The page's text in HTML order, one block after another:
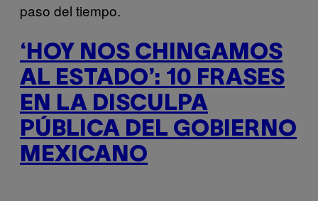
paso del tiempo.
‘HOY NOS CHINGAMOS
AL ESTADO’: 10 FRASES
EN LA DISCULPA
PÚBLICA DEL GOBIERNO
MEXICANO